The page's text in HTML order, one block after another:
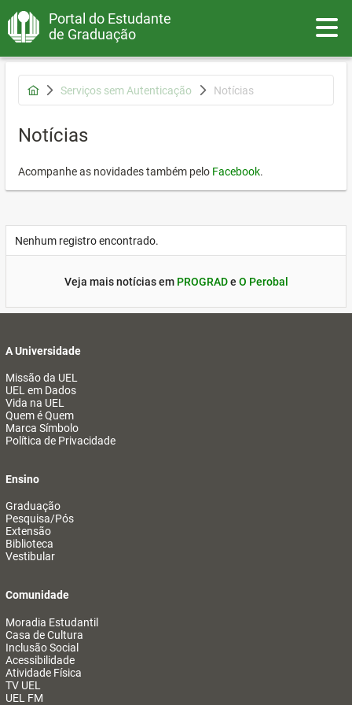
Portal do Estudante
de Graduação
Serviços sem Autenticação Notícias
Notícias
Acompanhe as novidades também pelo Facebook.
Nenhum registro encontrado.
Veja mais notícias em PROGRADe O Perobal
A Universidade
Missão da UEL
UEL em Dados
Vida na UEL
Quem é Quem
Marca Símbolo
Política de Privacidade
Ensino
Graduação
Pesquisa/Pós
Extensão
Biblioteca
Vestibular
Comunidade
Moradia Estudantil
Casa de Cultura
Inclusão Social
Acessibilidade
Atividade Física
TV UEL
UEL FM